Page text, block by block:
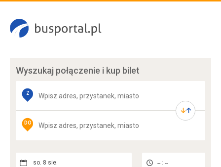
Wyszukaj połączenie i kup bilet
Z
DO
so. 8 sie. -- : --